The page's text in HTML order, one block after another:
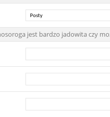
jest bardzo jadowita czy